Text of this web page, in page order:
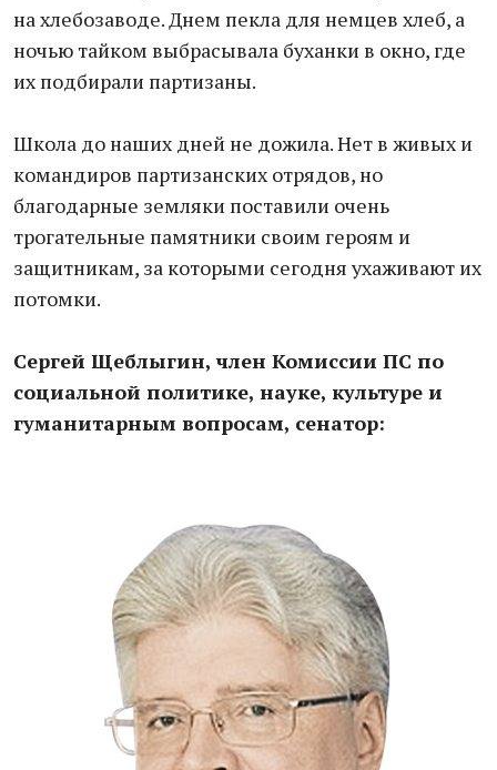
на хлебозаводе. Днем пекла для немцев хлеб, а
ночью тайком выбрасывала буханки в окно, где
их подбирали партизаны.
Школа до наших дней не дожила. Нет в живых и
командиров партизанских отрядов, но
благодарные земляки поставили очень
трогательные памятники своим героям и
защитникам, за которыми сегодня ухаживают их
потомки.
Сергей Щеблыгин, член Комиссии ПС по
социальной политике, науке, культуре и
гуманитарным вопросам, сенатор: